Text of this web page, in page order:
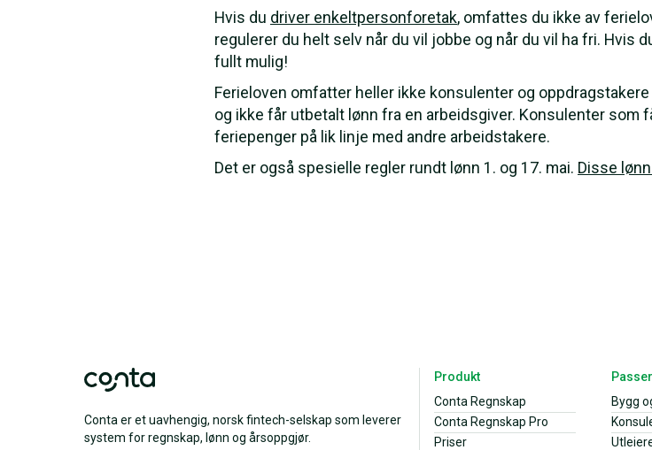
Hvis du driver enkeltpersonforetak, omfattes du ikke av
regulerer du helt selv når du vil jobbe og når du vil ha fri. Hvis
fullt mulig!
Ferieloven omfatter heller ikke konsulenter og
og ikke får utbetalt lønn fra en arbeidsgiver. Konsulenter som
feriepenger på lik linje med andre arbeidstakere.
Det er også spesielle regler rundt lønn 1. og 17. mai. Disse
Conta er et uavhengig, norsk fintech-selskap som leverer
system for regnskap, lønn og årsoppgjør.
Produkt
Conta Regnskap
Conta Regnskap Pro
Priser
Bygg